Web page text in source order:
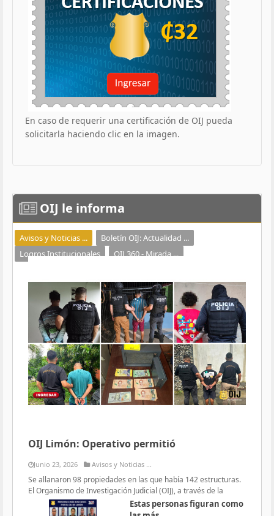
En caso de requerir una certificación de OIJ pueda
solicitarla haciendo clic en la imagen.
OIJ le informa
Avisos y Noticias ...
Boletín OIJ: Actualidad ...
Logros Institucionales
OIJ 360 - Mirada ...
OIJ Limón: Operativo permitió
Junio 23, 2026 Avisos y Noticias ...
Se allanaron 98 propiedades en las que había 142 estructuras.
El Organismo de Investigación Judicial (OIJ), a través de la
Estas personas figuran como